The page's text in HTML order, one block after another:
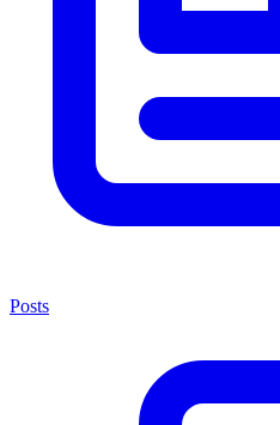
Posts